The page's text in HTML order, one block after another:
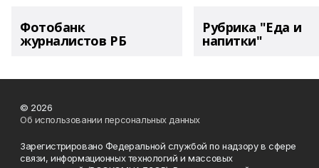
Фотобанк
журналистов РБ
Рубрика "Еда и
напитки"
© 2026
Об использовании персональных данных
Зарегистрировано Федеральной службой по надзору в сфере
связи, информационных технологий и массовых